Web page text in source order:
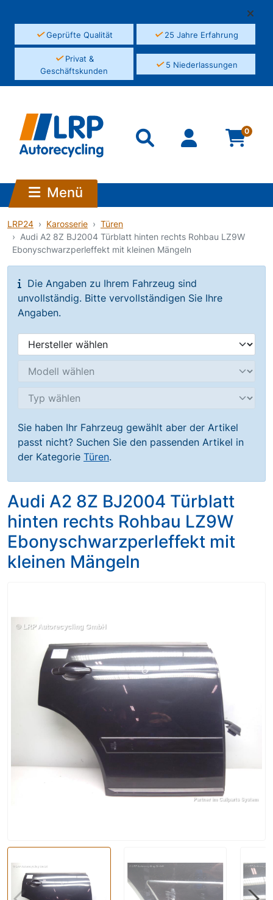
✓Geprüfte Qualität ✓25 Jahre Erfahrung
✓Privat &
Geschäftskunden
✓5 Niederlassungen
0
Menü
LRP24 Karosserie
Türen
Audi A2 8Z BJ2004 Türblatt hinten rechts Rohbau LZ9W
Ebonyschwarzperleffekt mit kleinen Mängeln
Die Angaben zu Ihrem Fahrzeug sind
unvollständig. Bitte vervollständigen Sie Ihre
Angaben.
Sie haben Ihr Fahrzeug gewählt aber der Artikel
passt nicht? Suchen Sie den passenden Artikel in
der Kategorie Türen.
Audi A2 8Z BJ2004 Türblatt
hinten rechts Rohbau LZ9W
Ebonyschwarzperleffekt mit
kleinen Mängeln